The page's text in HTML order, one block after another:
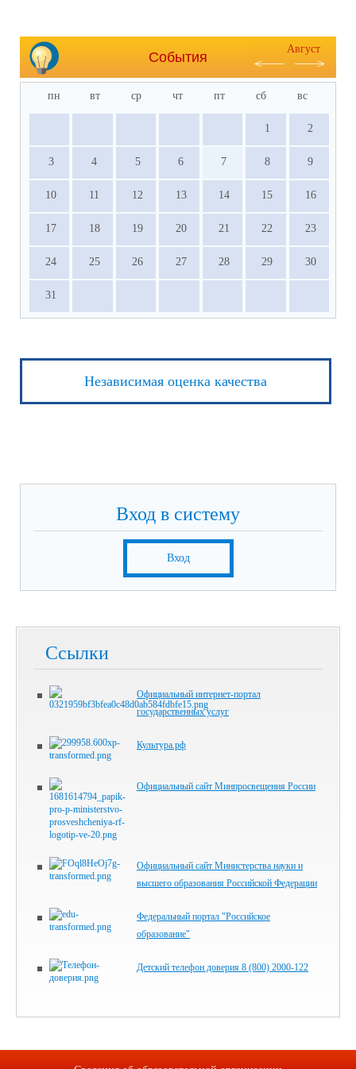
События
Август
пн вт ср чт пт сб вс
1 2
3 4 5 6 7 8 9
10 11 12 13 14 15 16
17 18 19 20 21 22 23
24 25 26 27 28 29 30
31
Независимая оценка качества
Вход в систему
Вход
Ссылки
Официальный интернет-портал
государственных услуг
Культура.рф
Официальный сайт Минпросвещения России
Официальный сайт Министерства науки и
высшего образования Российской Федерации
Федеральный портал "Российское
образование"
Детский телефон доверия 8 (800) 2000-122